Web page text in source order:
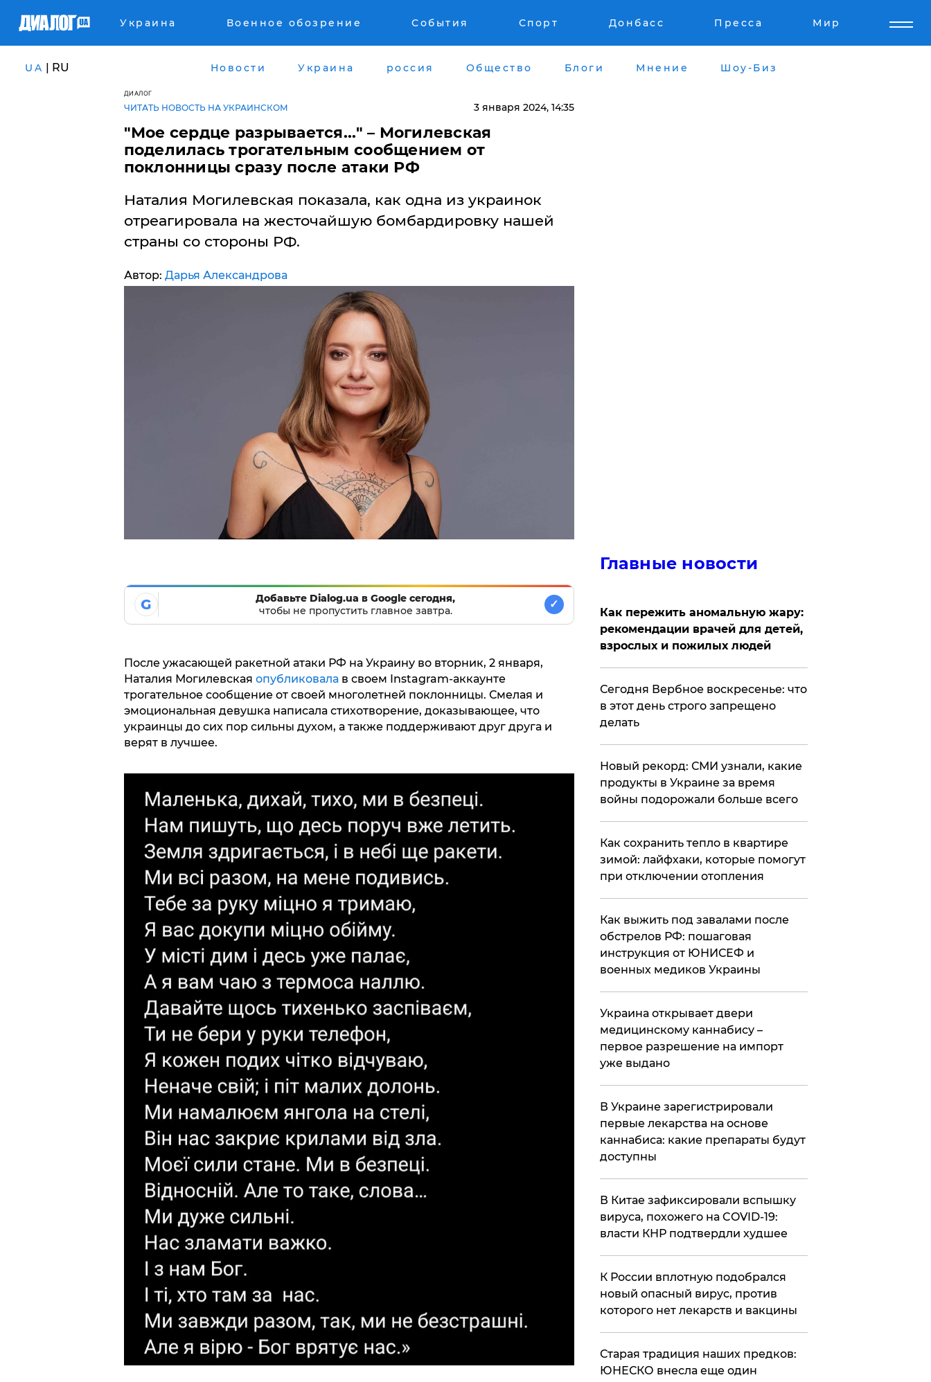
Украина Военное обозрение События Спорт Донбасс Пресса Мир
UA | RU Новости Украина россия Общество Блоги Мнение Шоу-Биз
ДИАЛОГ
ЧИТАТЬ НОВОСТЬ НА УКРАИНСКОМ 3 января 2024, 14:35
"Мое сердце разрывается..." – Могилевская
поделилась трогательным сообщением от
поклонницы сразу после атаки РФ
Наталия Могилевская показала, как одна из украинок
отреагировала на жесточайшую бомбардировку нашей
страны со стороны РФ.
Автор: Дарья Александрова
G
Добавьте Dialog.ua в Google сегодня,
чтобы не пропустить главное завтра.
✓
После ужасающей ракетной атаки РФ на Украину во вторник, 2 января,
Наталия Могилевская опубликовалав своем Instagram-аккаунте
трогательное сообщение от своей многолетней поклонницы. Смелая и
эмоциональная девушка написала стихотворение, доказывающее, что
украинцы до сих пор сильны духом, а также поддерживают друг друга и
верят в лучшее.
Главные новости
Как пережить аномальную жару:
рекомендации врачей для детей,
взрослых и пожилых людей
​Сегодня Вербное воскресенье: что
в этот день строго запрещено
делать
Новый рекорд: СМИ узнали, какие
продукты в Украине за время
войны подорожали больше всего
​Как сохранить тепло в квартире
зимой: лайфхаки, которые помогут
при отключении отопления
Как выжить под завалами после
обстрелов РФ: пошаговая
инструкция от ЮНИСЕФ и
военных медиков Украины
Украина открывает двери
медицинскому каннабису –
первое разрешение на импорт
уже выдано
В Украине зарегистрировали
первые лекарства на основе
каннабиса: какие препараты будут
доступны
В Китае зафиксировали вспышку
вируса, похожего на COVID-19:
власти КНР подтвердли худшее
К России вплотную подобрался
новый опасный вирус, против
которого нет лекарств и вакцины
​Старая традиция наших предков:
ЮНЕСКО внесла еще один